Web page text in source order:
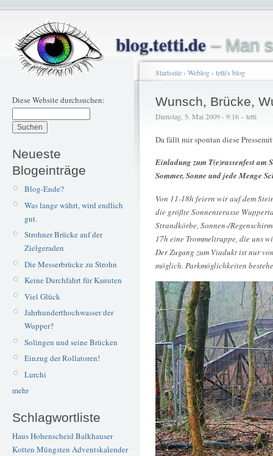
blog.tetti.de– Man
Diese Website durchsuchen:
Neueste
Blogeinträge
Blog-Ende?
Was lange währt, wird endlich
gut.
Strohner Brücke auf der
Zielgeraden
Die Messerbrücke zu Strohn
Keine Durchfahrt für Kanuten
Viel Glück
Jahrhunderthochwasser der
Wupper?
Solingen und seine Brücken
Einzug der Rollatoren!
Lurchi
mehr
Schlagwortliste
Haus Hohenscheid Balkhauser
Kotten Müngsten Adventskalender
Startseite› Weblog› tetti's blog
Wunsch, Brücke,
Dienstag, 5. Mai 2009 - 9:16 – tetti
Da fällt mir spontan diese
Einladung zum T(e)rassenfest am
Sommer, Sonne und jede Menge
Von 11-18h feiern wir auf dem
die größte Sonnenterasse
Strandkörbe, Sonnen-/
17h eine Trommeltruppe, die uns
Der Zugang zum Viadukt ist nur
möglich. Parkmöglichkeiten